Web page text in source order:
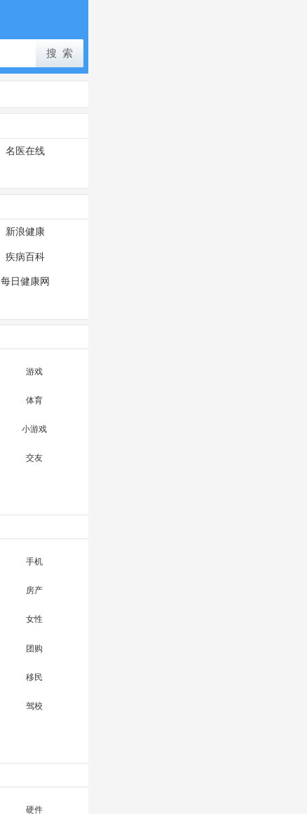
名医在线
新浪健康
疾病百科
每日健康网
游戏
体育
小游戏
交友
手机
房产
女性
团购
移民
驾校
硬件